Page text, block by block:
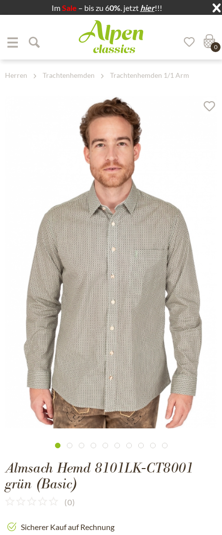
ImSale – bis zu 60%. jetzt hier!!!
Zum Hauptbereich springen
0
Herren Trachtenhemden Trachtenhemden 1/1 Arm
Almsach Hemd 8101LK-CT8001
grün (Basic)
(0)
Sicherer Kauf auf Rechnung